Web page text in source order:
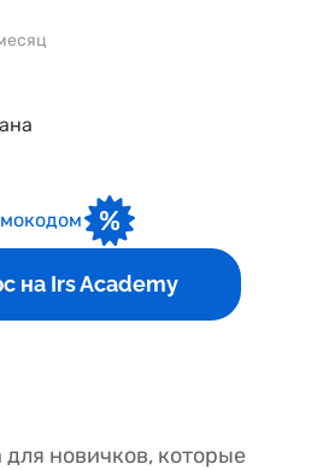
на Irs Academy
новичков, которые